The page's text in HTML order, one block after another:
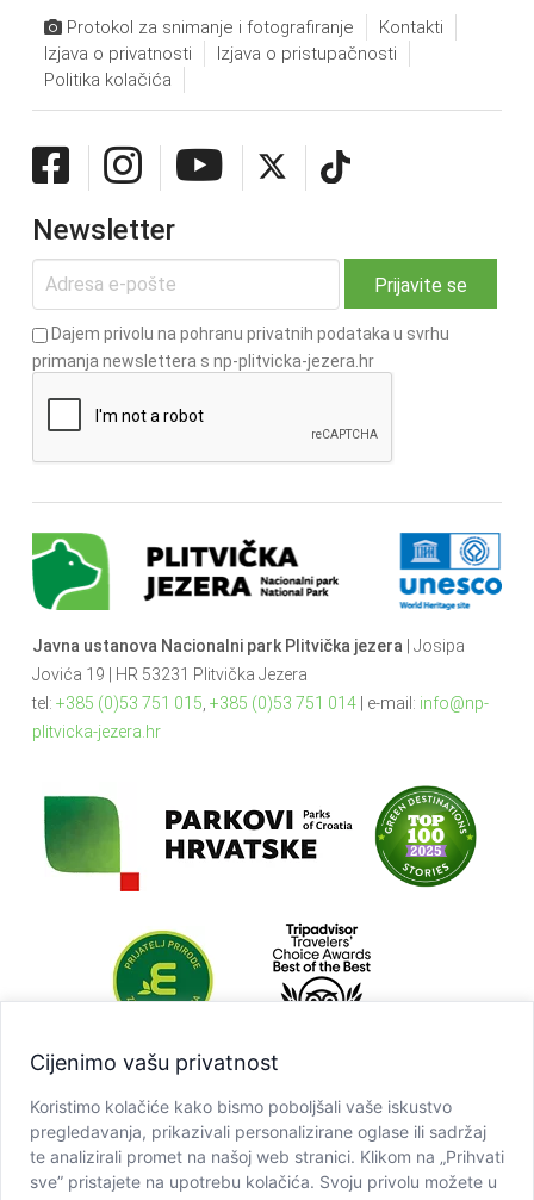
Cijenimo vašu privatnost
Koristimo kolačiće kako bismo poboljšali vaše iskustvo
pregledavanja, prikazivali personalizirane oglase ili sadržaj
te analizirali promet na našoj web stranici. Klikom na „Prihvati
sve” pristajete na upotrebu kolačića. Svoju privolu možete u
Protokol za snimanje i fotografiranje
Kontakti
Izjava o privatnosti
Izjava o pristupačnosti
Politika kolačića
Newsletter
Dajem privolu na pohranu privatnih podataka u svrhu
primanja newslettera s np-plitvicka-jezera.hr
Javna ustanova Nacionalni park Plitvička jezera | Josipa
Jovića 19 | HR 53231 Plitvička Jezera
tel: +385 (0)53 751 015 +385 (0)53 751 014| e-mail: info@np-
plitvicka-jezera.hr